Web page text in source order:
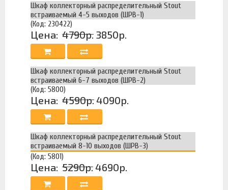
Шкаф коллекторный распределительный Stout
встраиваемый 4-5 выходов (ШРВ-1)
(Код: 230422)
Цена: 4790р. 3850р.
Шкаф коллекторный распределительный Stout
встраиваемый 6-7 выходов (ШРВ-2)
(Код: 5800)
Цена: 4590р. 4090р.
Шкаф коллекторный распределительный Stout
встраиваемый 8-10 выходов (ШРВ-3)
(Код: 5801)
Цена: 5290р. 4690р.